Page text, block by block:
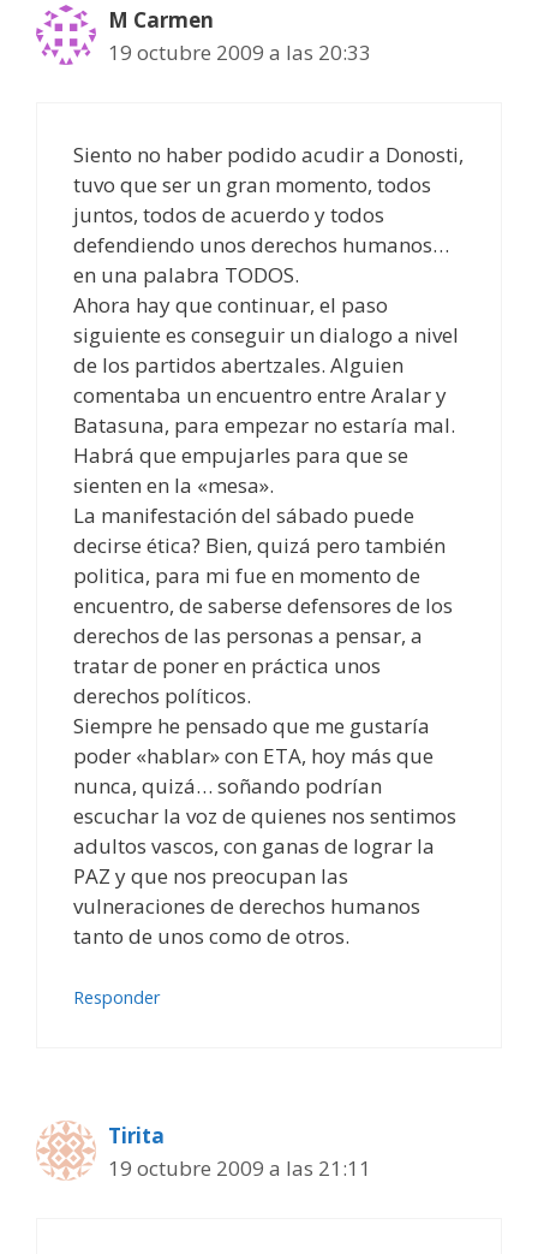
M Carmen
19 octubre 2009 a las 20:33
Siento no haber podido acudir a Donosti,
tuvo que ser un gran momento, todos
juntos, todos de acuerdo y todos
defendiendo unos derechos humanos…
en una palabra TODOS.
Ahora hay que continuar, el paso
siguiente es conseguir un dialogo a nivel
de los partidos abertzales. Alguien
comentaba un encuentro entre Aralar y
Batasuna, para empezar no estaría mal.
Habrá que empujarles para que se
sienten en la «mesa».
La manifestación del sábado puede
decirse ética? Bien, quizá pero también
politica, para mi fue en momento de
encuentro, de saberse defensores de los
derechos de las personas a pensar, a
tratar de poner en práctica unos
derechos políticos.
Siempre he pensado que me gustaría
poder «hablar» con ETA, hoy más que
nunca, quizá… soñando podrían
escuchar la voz de quienes nos sentimos
adultos vascos, con ganas de lograr la
PAZ y que nos preocupan las
vulneraciones de derechos humanos
tanto de unos como de otros.
Responder
Tirita
19 octubre 2009 a las 21:11